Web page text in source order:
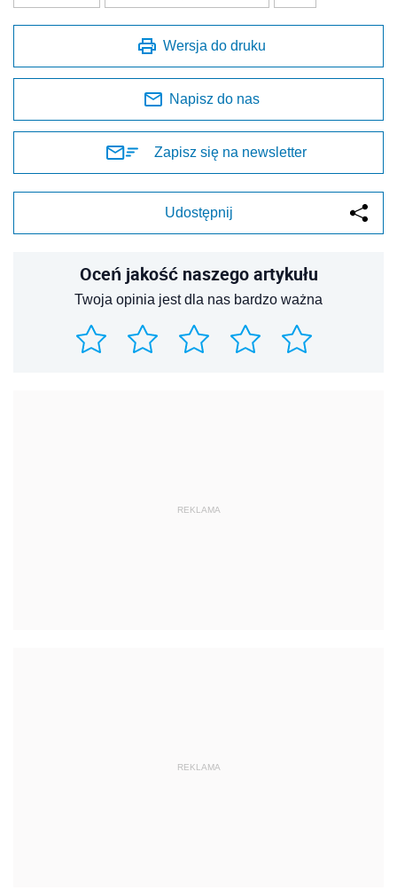
Wersja do druku
Napisz do nas
Zapisz się na newsletter
Udostępnij
Oceń jakość naszego artykułu
Twoja opinia jest dla nas bardzo ważna
REKLAMA
REKLAMA